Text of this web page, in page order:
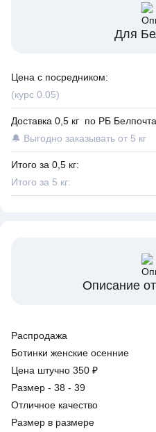
Для
Цена с посредником:
(курс 0.05)
Доставка 0,5 кг по РБ
🔔 Выгодно заказывать от 5 кг
Итого за 0,5 кг:
Итого за 5 кг:
Описание
Распродажа
Ботинки женские осенние
Цена штучно 350 ₽
Размер - 38 - 39
Отличное качество
Размер в размере